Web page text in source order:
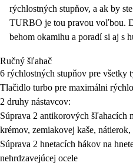
rýchlostných stupňov, a ak by
TURBO je tou pravou voľbou.
behom okamihu a poradí si aj s
Ručný šľahač
6 rýchlostných stupňov pre všetky
Tlačidlo turbo pre maximálni
2 druhy nástavcov:
Súprava 2 antikorových šľahacích
krémov, zemiakovej kaše,
Súprava 2 hnetacích hákov na
nehrdzavejúcej ocele